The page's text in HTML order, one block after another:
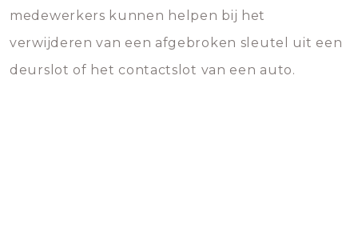
medewerkers kunnen helpen bij het
verwijderen van een afgebroken sleutel uit een
deurslot of het contactslot van een auto.